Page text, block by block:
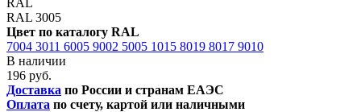
RAL 3005
Цвет по каталогу RAL
7004 3011 6005 9002 5005 1015 8019 8017 9010
В наличии
196 руб.
Доставка по России и странам ЕАЭС
Оплата по счету, картой или наличными